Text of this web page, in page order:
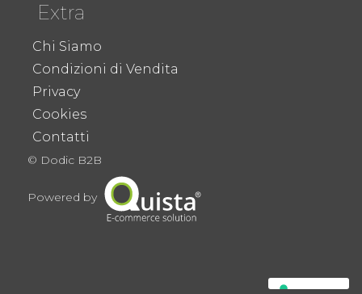
Extra
Chi Siamo
Condizioni di Vendita
Privacy
Cookies
Contatti
© Dodic B2B
Powered by